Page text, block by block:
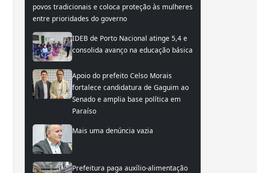
povos tradicionais e coloca proteção às mulheres
entre prioridades do governo
IDEB de Porto Nacional atinge 5,4 e
consolida avanço na educação básica
Apoio do prefeito Celso Morais
fortalece candidatura de Gaguim ao
Senado e amplia base política em
Paraíso
Mais uma denúncia vazia
Prefeitura paga auxílio-alimentação